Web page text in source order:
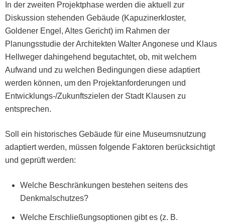
In der zweit­en Pro­jek­t­phase wer­den die aktuell zur
Diskus­sion ste­hen­den Gebäude (Kapuzin­erk­loster,
Gold­en­er Engel, Altes Gericht) im Rah­men der
Pla­nungsstudie der Architek­ten Wal­ter Angonese und Klaus
Hell­weger dahinge­hend begutachtet, ob, mit welchem
Aufwand und zu welchen Bedin­gun­gen diese adap­tiert
wer­den kön­nen, um den Pro­jek­tan­forderun­gen und
Entwick­lungs-/Zukun­ft­szie­len der Stadt Klausen zu
entsprechen.
Soll ein his­torisches Gebäude für eine Muse­um­snutzung
adap­tiert wer­den, müssen fol­gende Fak­toren berück­sichtigt
und geprüft werden:
Welche Beschränkun­gen beste­hen seit­ens des
Denkmalschutzes?
Welche Erschließung­sop­tio­nen gibt es (z. B.